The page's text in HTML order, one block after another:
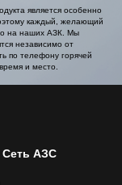
является особенно
каждый, желающий
на наших АЗК. Мы
независимо от
по телефону горячей
и место.
Сеть АЗС